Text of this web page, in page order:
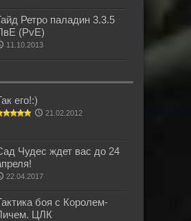
Ретро паладин 3.3.5
(PvE)
11.10.2013
его!:)
21.02.2012
Чудес ждет вас до 24
22.04.2017
боя с Королем-
ЦЛК